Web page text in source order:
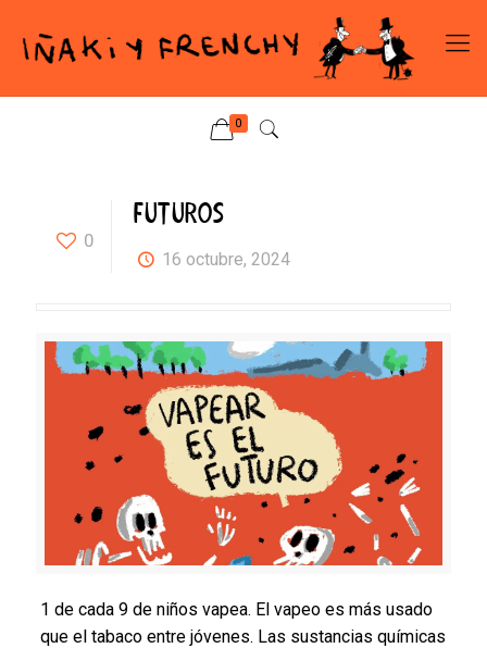
0
0
FUTUROS
16 octubre, 2024
1 de cada 9 de niños vapea. El vapeo es más usado
que el tabaco entre jóvenes. Las sustancias químicas